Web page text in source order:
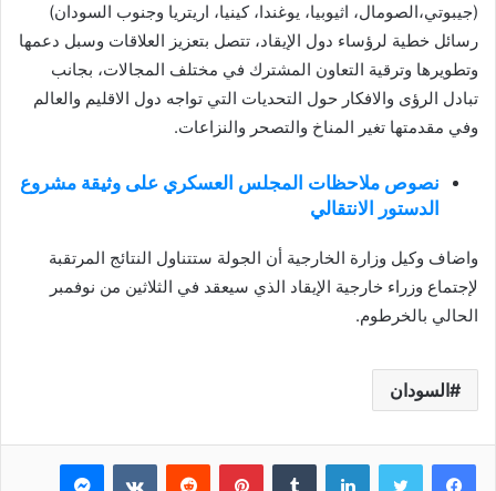
(جيبوتي،الصومال، اثيوبيا، يوغندا، كينيا، اريتريا وجنوب السودان)
رسائل خطية لرؤساء دول الإيقاد، تتصل بتعزيز العلاقات وسبل دعمها
وتطويرها وترقية التعاون المشترك في مختلف المجالات، بجانب
تبادل الرؤى والافكار حول التحديات التي تواجه دول الاقليم والعالم
وفي مقدمتها تغير المناخ والتصحر والنزاعات.
نصوص ملاحظات المجلس العسكري على وثيقة مشروع
الدستور الانتقالي
واضاف وكيل وزارة الخارجية أن الجولة ستتناول النتائج المرتقبة
لإجتماع وزراء خارجية الإيقاد الذي سيعقد في الثلاثين من نوفمبر
الحالي بالخرطوم.
السودان
فيسبوك تويتر لينكدإن بينتيريست ماسنجر